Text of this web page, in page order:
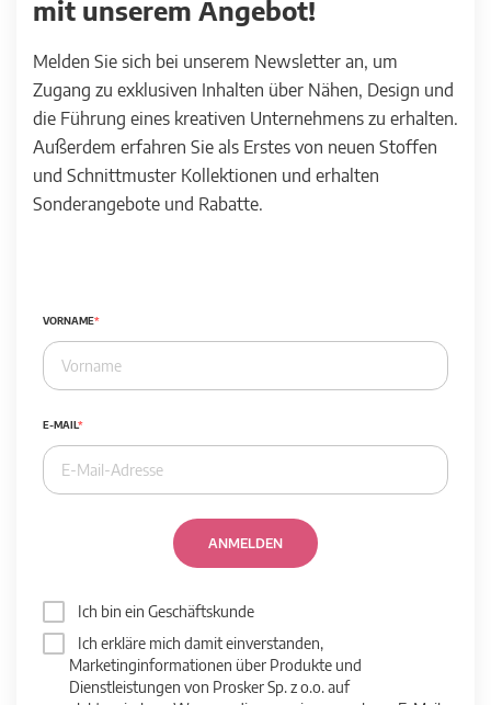
mit unserem Angebot!
Melden Sie sich bei unserem Newsletter an, um
Zugang zu exklusiven Inhalten über Nähen, Design und
die Führung eines kreativen Unternehmens zu erhalten.
Außerdem erfahren Sie als Erstes von neuen Stoffen
und Schnittmuster Kollektionen und erhalten
Sonderangebote und Rabatte.
VORNAME
E-MAIL
ANMELDEN
Ich bin ein Geschäftskunde
Ich erkläre mich damit einverstanden,
Marketinginformationen über Produkte und
Dienstleistungen von Prosker Sp. z o.o. auf